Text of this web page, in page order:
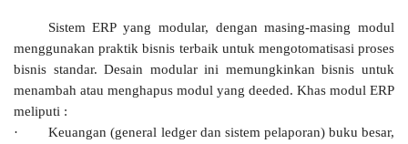
Sistem ERP yang modular, dengan masing-masing modul
menggunakan praktik bisnis terbaik untuk mengotomatisasi proses
bisnis standar. Desain modular ini memungkinkan bisnis untuk
menambah atau menghapus modul yang deeded. Khas modul ERP
meliputi :
·
Keuangan (general ledger dan sistem pelaporan) buku besar,